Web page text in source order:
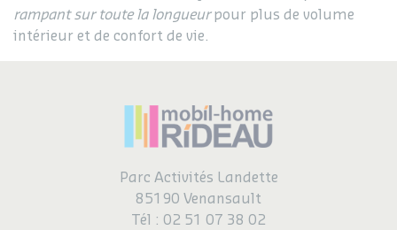
rampant sur toute la longueurpour plus de volume
intérieur et de confort de vie.
Parc Activités Landette
85190 Venansault
Tél : 02 51 07 38 02